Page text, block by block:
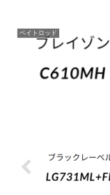
ベイトロッド